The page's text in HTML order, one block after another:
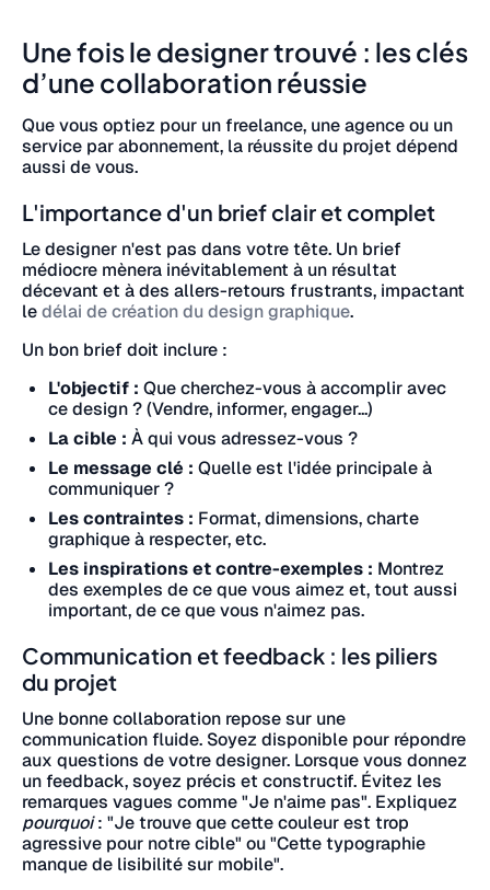
Une fois le designer trouvé : les clés
d’une collaboration réussie
Que vous optiez pour un freelance, une agence ou un
service par abonnement, la réussite du projet dépend
aussi de vous.
L'importance d'un brief clair et complet
Le designer n'est pas dans votre tête. Un brief
médiocre mènera inévitablement à un résultat
décevant et à des allers-retours frustrants, impactant
ledélai de création du design graphique.
Un bon brief doit inclure :
L'objectif : Que cherchez-vous à accomplir avec
ce design ? (Vendre, informer, engager...)
La cible : À qui vous adressez-vous ?
Le message clé : Quelle est l'idée principale à
communiquer ?
Les contraintes : Format, dimensions, charte
graphique à respecter, etc.
Les inspirations et contre-exemples : Montrez
des exemples de ce que vous aimez et, tout aussi
important, de ce que vous n'aimez pas.
Communication et feedback : les piliers
du projet
Une bonne collaboration repose sur une
communication fluide. Soyez disponible pour répondre
aux questions de votre designer. Lorsque vous donnez
un feedback, soyez précis et constructif. Évitez les
remarques vagues comme "Je n'aime pas". Expliquez
pourquoi: "Je trouve que cette couleur est trop
agressive pour notre cible" ou "Cette typographie
manque de lisibilité sur mobile".